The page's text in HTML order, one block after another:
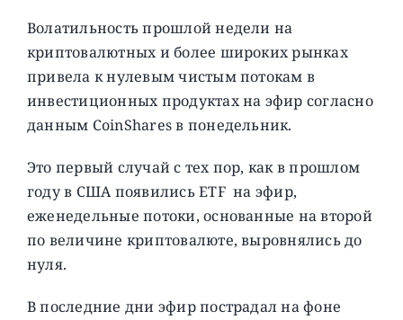
Волатильность прошлой недели на
криптовалютных и более широких рынках
привела к нулевым чистым потокам в
инвестиционных продуктах на эфир согласно
данным CoinShares в понедельник.
Это первый случай с тех пор, как в прошлом
году в США появились ETF на эфир,
еженедельные потоки, основанные на второй
по величине криптовалюте, выровнялись до
нуля.
В последние дни эфир пострадал на фоне